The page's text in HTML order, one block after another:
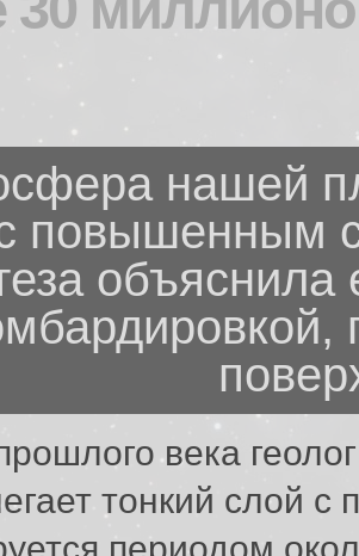
нашей
повышенным
века
тонкий слой